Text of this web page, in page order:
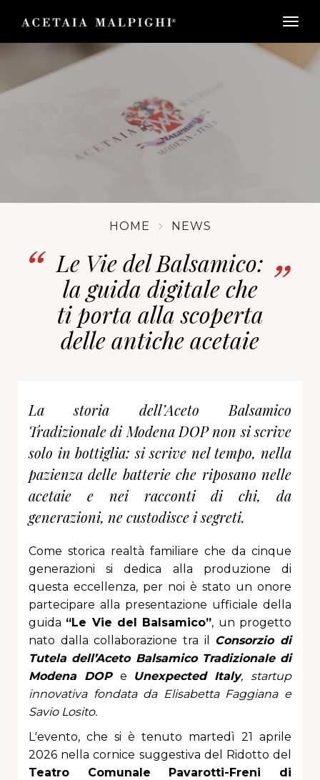
HOME NEWS
Le Vie del Balsamico:
la guida digitale che
ti porta alla scoperta
delle antiche acetaie
La storia dell’Aceto Balsamico
Tradizionale di Modena DOP non si scrive
solo in bottiglia: si scrive nel tempo, nella
pazienza delle batterie che riposano nelle
acetaie e nei racconti di chi, da
generazioni, ne custodisce i segreti.
Come storica realtà familiare che da cinque
generazioni si dedica alla produzione di
questa eccellenza, per noi è stato un onore
partecipare alla presentazione ufficiale della
guida “Le Vie del Balsamico”, un progetto
nato dalla collaborazione tra il Consorzio di
Tutela dell’Aceto Balsamico Tradizionale di
Modena DOP e Unexpected Italy,
startup
innovativa fondata da Elisabetta Faggiana e
Savio Losito.
L'evento, che si è tenuto martedì 21 aprile
2026 nella cornice suggestiva del Ridotto del
Teatro Comunale Pavarotti-Freni di